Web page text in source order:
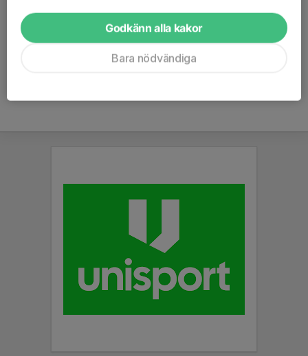
15. Örebro Syrianska IF 30 26
30
Godkänn alla kakor
Bara nödvändiga